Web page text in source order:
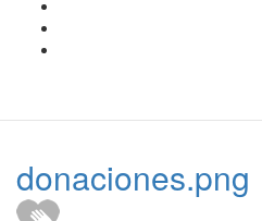
donaciones.png